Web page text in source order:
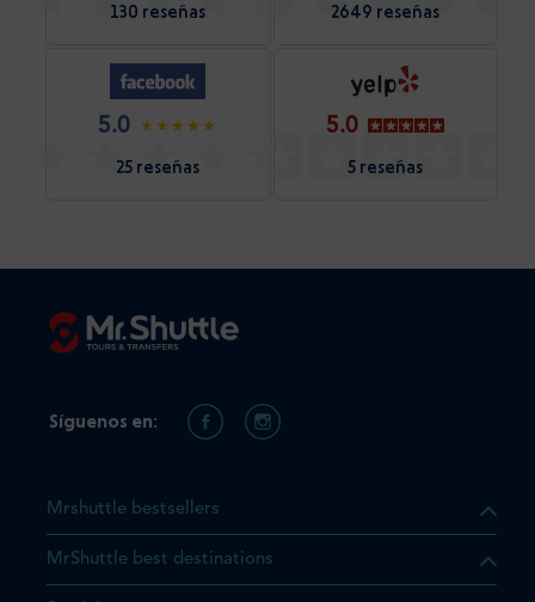
130 reseñas 2649 reseñas
5.0
25 reseñas
5.0
5 reseñas
Mrshuttle bestsellers
MrShuttle best destinations
Síguenos en: